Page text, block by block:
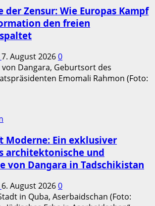
der Zensur: Wie Europas Kampf
den freien
7. August 20260
Ein exklusiver
architektonische und
von Dangara in Tadschikistan
6. August 20260